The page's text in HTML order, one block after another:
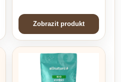
Zobrazit produkt